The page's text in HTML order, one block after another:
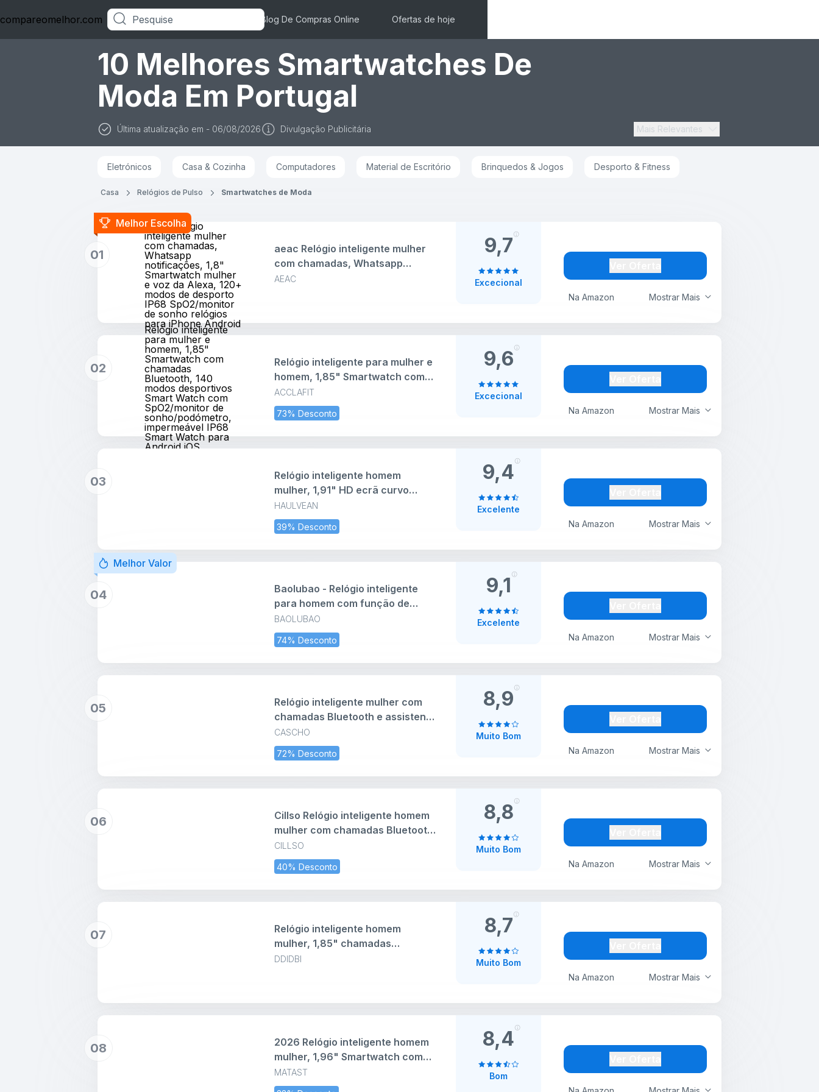
compareomelhor.com Blog De Compras Online Ofertas de hoje
10 Melhores Smartwatches De
Moda Em Portugal
Divulgação Publicitária
Última atualização em - 06/08/2026 Mais Relevantes
Eletrónicos Casa & Cozinha Computadores Material de Escritório Brinquedos & Jogos Desporto & Fitness
Casa Relógios de Pulso Smartwatches de Moda
Melhor Escolha
01
aeac Relógio
inteligente mulher
com chamadas,
Whatsapp
notificações, 1,8"
Smartwatch mulher
e voz da Alexa, 120+
modos de desporto
IP68 SpO2/monitor
de sonho relógios
para iPhone Android
AEAC
Mostrar Mais
Na Amazon
aeac Relógio inteligente mulher
com chamadas, Whatsapp
notificações, 1,8" Smartwatch
SpO2/monitor de sonho relógios
para iPhone Android
9,7
Excecional
02
Relógio inteligente
para mulher e
homem, 1,85"
Smartwatch com
chamadas
Bluetooth, 140
modos desportivos
Smart Watch com
SpO2/monitor de
sonho/podómetro,
impermeável IP68
Smart Watch para
Android iOS
ACCLAFIT
73% Desconto Mostrar Mais
Na Amazon
Relógio inteligente para mulher e
homem, 1,85" Smartwatch com
chamadas Bluetooth, 140 modos
desportivos Smart Watch com
SpO2/monitor de
sonho/podómetro, impermeável
IP68 Smart Watch para Android
9,6
Excecional
03
HAULVEAN
39% Desconto Mostrar Mais
Na Amazon
Relógio inteligente homem
mulher, 1,91" HD ecrã curvo
grande, moda smartwatch,
chamadas Bluetooth/monitor de
sono/120 modos desportivos
IP67 impermeável para Android
iOS (preto)
9,4
Excelente
Melhor Valor
04
BAOLUBAO
74% Desconto Mostrar Mais
Na Amazon
Baolubao - Relógio inteligente
para homem com função de
telefone 01
9,1
Excelente
05
CASCHO
72% Desconto Mostrar Mais
Na Amazon
Relógio inteligente mulher com
chamadas Bluetooth e assistente
IA, Whatsapp notificações, 1,85"
HD Smartwatch mulher com
SpO2/monitor de sono, 120
modos de desporto para iPhone
Android, 2 correias
8,9
Muito Bom
06
CILLSO
40% Desconto Mostrar Mais
Na Amazon
Cillso Relógio inteligente homem
mulher com chamadas Bluetooth,
1,95" Smartwatch com
Pedómetro/Pulsómetro/Monitor
de sonho, 110 modos desportivos
Smart Watch, IP68 pulseira
atividade para Android iOS
8,8
Muito Bom
07
DDIDBI
Mostrar Mais
Na Amazon
Relógio inteligente homem
mulher, 1,85" chamadas
Smartwatch com 112 modos
pulsómetro/monitor de
sono/podómetro, pulseira
8,7
Muito Bom
08
MATAST
2026 Relógio inteligente homem
mulher, 1,96" Smartwatch com
chamadas Bluetooth e Whatsapp
notificação, IP68 pulseira
8,4
Bom